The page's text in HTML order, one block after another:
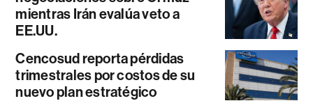
mientras Irán evalúa veto a
EE.UU.
Cencosud reporta pérdidas
trimestrales por costos de su
nuevo plan estratégico